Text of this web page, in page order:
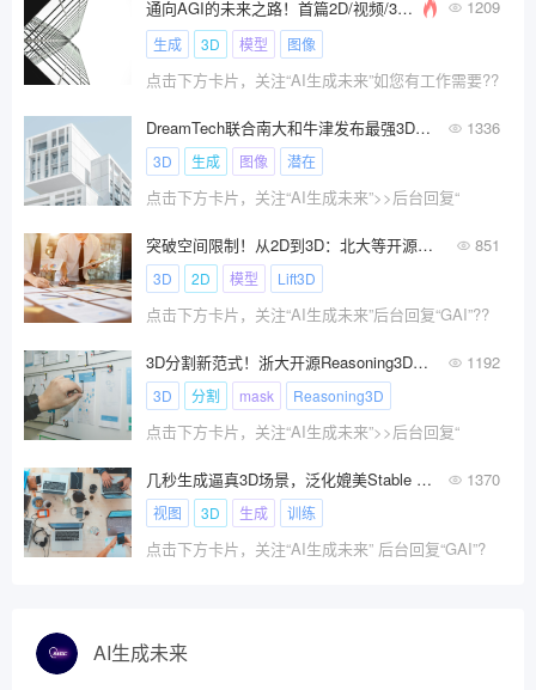
通向AGI的未来之路！首篇2D/视频/3D/4D统一生成框架全景综述(港科大&中山等) 1209
生成 3D 模型 图像
点击下方卡片，关注“AI生成未来”如您有工作需要??
DreamTech联合南大和牛津发布最强3D内容生成大模型——Direct3D 1336
3D 生成 图像 潜在
点击下方卡片，关注“AI生成未来”>>后台回复“
突破空间限制！从2D到3D：北大等开源Lift3D，助力精准具身智能操作！ 851
3D 2D 模型 Lift3D
点击下方卡片，关注“AI生成未来”后台回复“GAI”??
3D分割新范式！浙大开源Reasoning3D：通过大视觉语言模型搞定3D部件分割 1192
3D 分割 mask Reasoning3D
点击下方卡片，关注“AI生成未来”>>后台回复“
几秒生成逼真3D场景，泛化媲美Stable Diffusion | 浙大&蚂蚁等提出Prometheus 1370
视图 3D 生成 训练
点击下方卡片，关注“AI生成未来” 后台回复“GAI”?
AI生成未来